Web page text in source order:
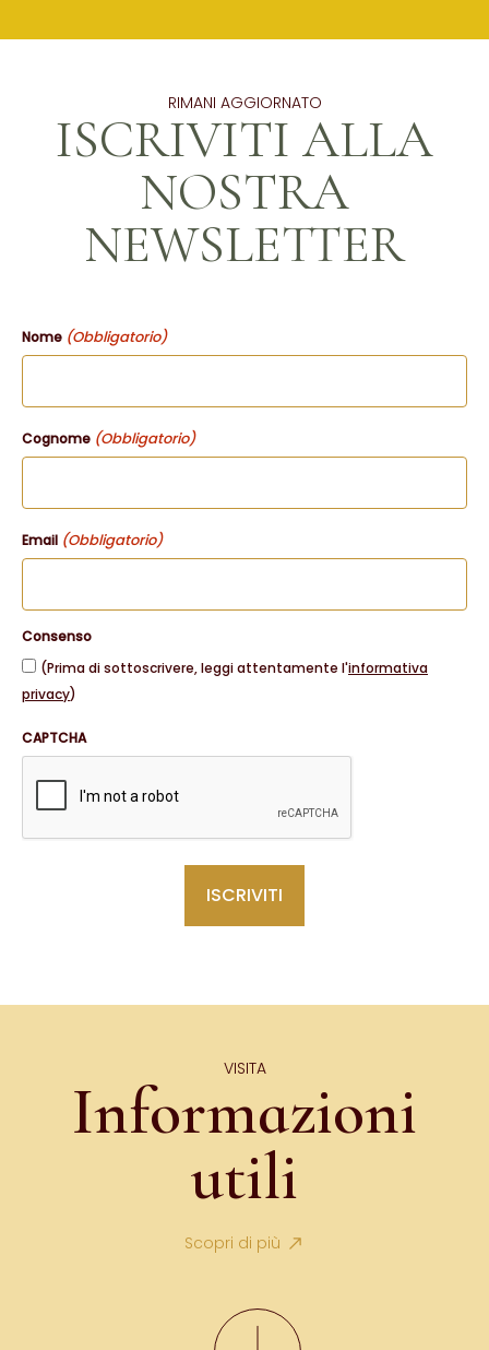
RIMANI AGGIORNATO
ISCRIVITI ALLA
NOSTRA
NEWSLETTER
Nome (Obbligatorio)
Cognome (Obbligatorio)
Email (Obbligatorio)
Consenso
(Prima di sottoscrivere, leggi attentamente l'informativa
privacy)
CAPTCHA
VISITA
Informazioni
utili
Scopri di più